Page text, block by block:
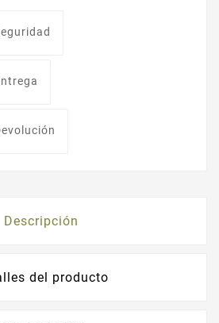
Descripción
del producto